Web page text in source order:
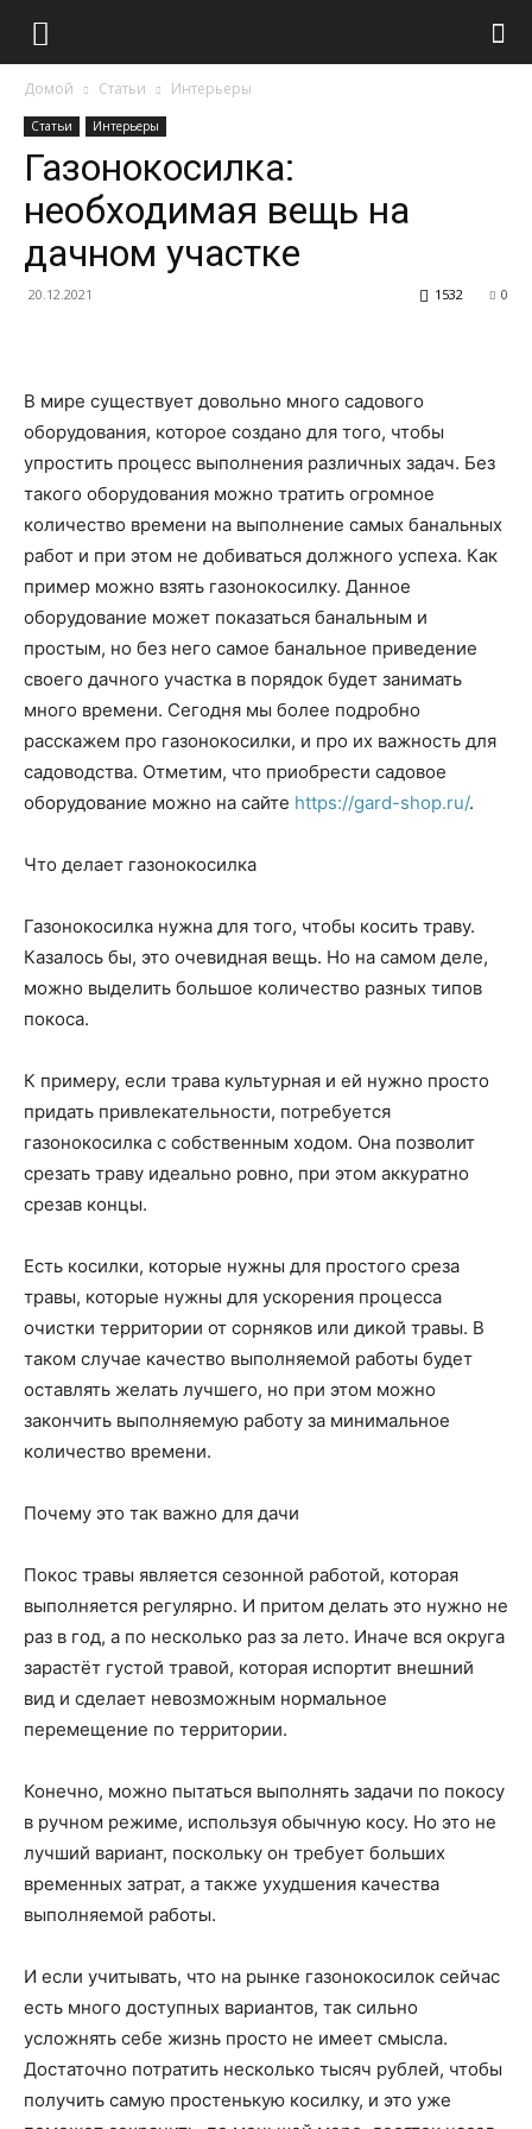
Домой Статьи Интерьеры
Статьи Интерьеры
Газонокосилка:
необходимая вещь на
дачном участке
20.12.2021 0
1532
В мире существует довольно много садового
оборудования, которое создано для того, чтобы
упростить процесс выполнения различных задач. Без
такого оборудования можно тратить огромное
количество времени на выполнение самых банальных
работ и при этом не добиваться должного успеха. Как
пример можно взять газонокосилку. Данное
оборудование может показаться банальным и
простым, но без него самое банальное приведение
своего дачного участка в порядок будет занимать
много времени. Сегодня мы более подробно
расскажем про газонокосилки, и про их важность для
садоводства. Отметим, что приобрести садовое
оборудование можно на сайте https://gard-shop.ru/.
Что делает газонокосилка
Газонокосилка нужна для того, чтобы косить траву.
Казалось бы, это очевидная вещь. Но на самом деле,
можно выделить большое количество разных типов
покоса.
К примеру, если трава культурная и ей нужно просто
придать привлекательности, потребуется
газонокосилка с собственным ходом. Она позволит
срезать траву идеально ровно, при этом аккуратно
срезав концы.
Есть косилки, которые нужны для простого среза
травы, которые нужны для ускорения процесса
очистки территории от сорняков или дикой травы. В
таком случае качество выполняемой работы будет
оставлять желать лучшего, но при этом можно
закончить выполняемую работу за минимальное
количество времени.
Почему это так важно для дачи
Покос травы является сезонной работой, которая
выполняется регулярно. И притом делать это нужно не
раз в год, а по несколько раз за лето. Иначе вся округа
зарастёт густой травой, которая испортит внешний
вид и сделает невозможным нормальное
перемещение по территории.
Конечно, можно пытаться выполнять задачи по покосу
в ручном режиме, используя обычную косу. Но это не
лучший вариант, поскольку он требует больших
временных затрат, а также ухудшения качества
выполняемой работы.
И если учитывать, что на рынке газонокосилок сейчас
есть много доступных вариантов, так сильно
усложнять себе жизнь просто не имеет смысла.
Достаточно потратить несколько тысяч рублей, чтобы
получить самую простенькую косилку, и это уже